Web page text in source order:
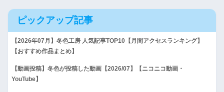
ピックアップ記事
【2026年07月】冬色工房 人気記事TOP10【月間アクセスランキング】
【おすすめ作品まとめ】
【動画投稿】冬色が投稿した動画【2026/07】【ニコニコ動画・
YouTube】